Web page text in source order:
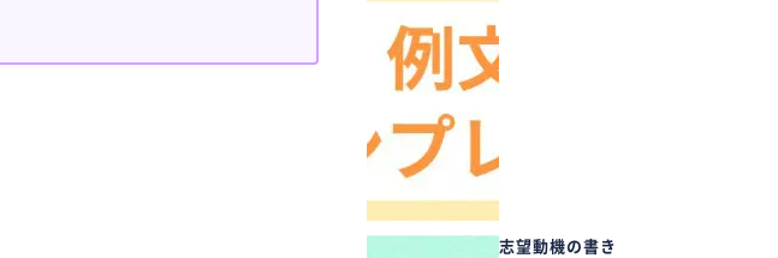
志望動機の書き